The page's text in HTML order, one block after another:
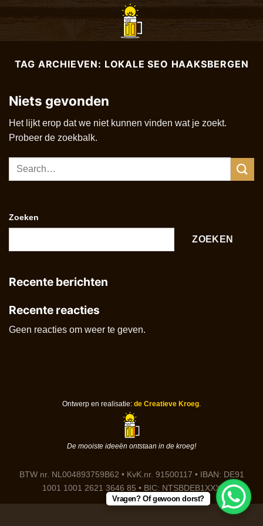
TAG ARCHIEVEN: LOKALE SEO HAAKSBERGEN
Niets gevonden
Het lijkt erop dat we niet kunnen vinden wat je zoekt.
Probeer de zoekbalk.
Zoeken
ZOEKEN
Recente berichten
Recente reacties
Geen reacties om weer te geven.
Ontwerp en realisatie: de Creatieve Kroeg.
De mooiste ideeën ontstaan in de kroeg!
BTW nr. NL004893759B62 • KvK.nr. 91500117 • IBAN: DE91
1001 1001 2621 3646 85 • BIC: NTSBDEB1XXX
Vragen? Of gewoon dorst?